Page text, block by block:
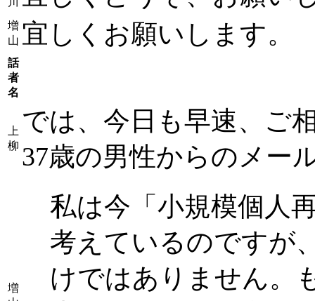
増
山 宜しくお願いします。
話
者
名
上
柳
では、今日も早速、ご
37歳の男性からのメー
増
私は今「小規模個人
考えているのですが
けではありません。